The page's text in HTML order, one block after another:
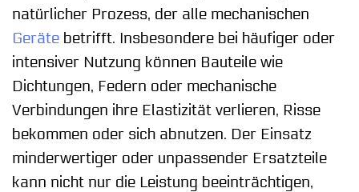
natürlicher Prozess, der alle mechanischen
Geräte betrifft. Insbesondere bei häufiger oder
intensiver Nutzung können Bauteile wie
Dichtungen, Federn oder mechanische
Verbindungen ihre Elastizität verlieren, Risse
bekommen oder sich abnutzen. Der Einsatz
minderwertiger oder unpassender Ersatzteile
kann nicht nur die Leistung beeinträchtigen,